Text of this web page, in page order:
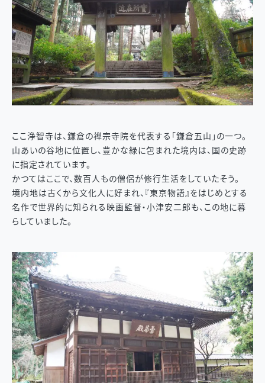
ここ浄智寺は、鎌倉の禅宗寺院を代表する「鎌倉五山」の一つ。
山あいの谷地に位置し、豊かな緑に包まれた境内は、国の史跡
に指定されています。
かつてはここで、数百人もの僧侶が修行生活をしていたそう。
境内地は古くから文化人に好まれ、『東京物語』をはじめとする
名作で世界的に知られる映画監督・小津安二郎も、この地に暮
らしていました。